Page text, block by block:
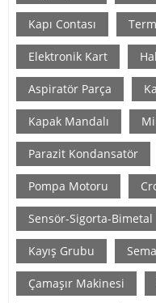
Kapı Contası
Elektronik Kart
Aspiratör Parça
Kapak Mandalı
Parazit Kondansatör
Pompa Motoru
Sensör-Sigorta-Bimetal
Kayış Grubu
Çamaşır Makinesi